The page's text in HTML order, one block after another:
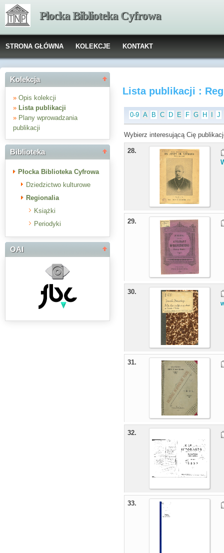
Płocka Biblioteka Cyfrowa
STRONA GŁÓWNA KOLEKCJE KONTAKT
Kolekcja
» Opis kolekcji
» Lista publikacji
» Plany wprowadzania
publikacji
Biblioteka
Płocka Biblioteka Cyfrowa
Dziedzictwo kulturowe
Regionalia
Książki
Periodyki
OAI
Lista publikacji :
0-9 A B C D E F G H J
Wybierz interesującą Cię
28.
29.
30.
31.
32.
33.